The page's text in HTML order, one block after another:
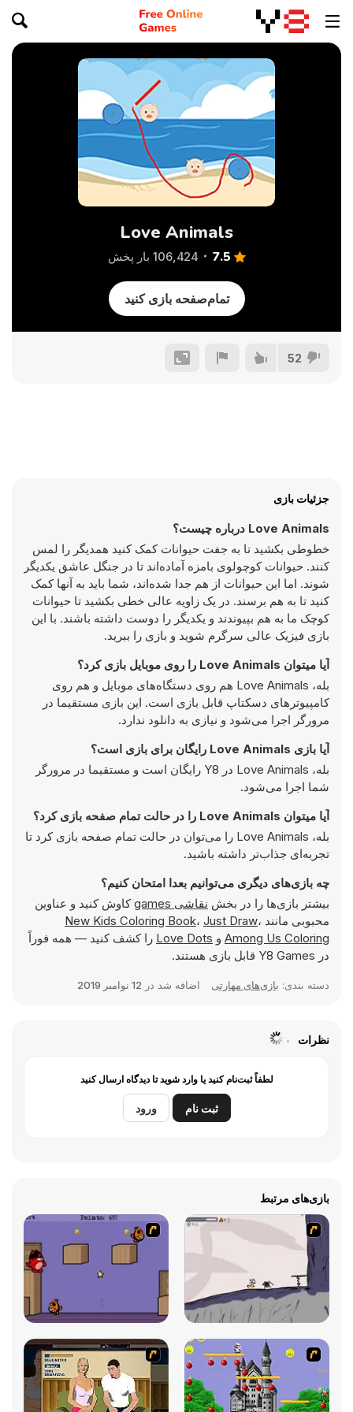
Love Animals
7.5 106,424 بار پخش
تمام‌صفحه بازی کنید
52
جزئیات بازی
Love Animals درباره چیست؟
خطوطی بکشید تا به جفت حیوانات کمک کنید همدیگر را لمس
کنند. حیوانات کوچولوی بامزه آماده‌اند تا در جنگل عاشق یکدیگر
شوند. اما این حیوانات از هم جدا شده‌اند، شما باید به آنها کمک
کنید تا به هم برسند. در یک زاویه عالی خطی بکشید تا حیوانات
کوچک ما به هم بپیوندند و یکدیگر را دوست داشته باشند. با این
بازی فیزیک عالی سرگرم شوید و بازی را ببرید.
آیا میتوان Love Animals را روی موبایل بازی کرد؟
بله، Love Animals هم روی دستگاه‌های موبایل و هم روی
کامپیوترهای دسکتاپ قابل بازی است. این بازی مستقیما در
مرورگر اجرا می‌شود و نیازی به دانلود ندارد.
آیا بازی Love Animals رایگان برای بازی است؟
بله، Love Animals در Y8 رایگان است و مستقیما در مرورگر
شما اجرا می‌شود.
آیا میتوان Love Animals را در حالت تمام صفحه بازی کرد؟
بله، Love Animals را می‌توان در حالت تمام صفحه بازی کرد تا
تجربه‌ای جذاب‌تر داشته باشید.
چه بازی‌های دیگری می‌توانیم بعدا امتحان کنیم؟
بیشتر بازی‌ها را در بخش نقاشی games
کاوش کنید و عناوین
محبوبی مانند
New Kids Coloring Book، Just Draw،
Among Us Coloring و Love Dots را کشف کنید — همه فوراً
در Y8 Games قابل بازی هستند.
دسته بندی: بازی‌های مهارتی اضافه شد در 12 نوامبر 2019
نظرات
لطفاً ثبت‌نام کنید یا وارد شوید تا دیدگاه ارسال کنید
ثبت نام ورود
بازی‌های مرتبط